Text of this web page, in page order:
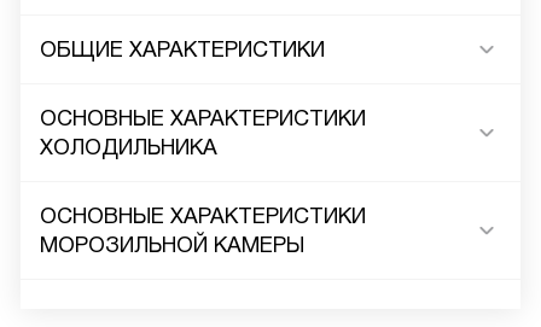
ОБЩИЕ ХАРАКТЕРИСТИКИ
ОСНОВНЫЕ ХАРАКТЕРИСТИКИ
ХОЛОДИЛЬНИКА
ОСНОВНЫЕ ХАРАКТЕРИСТИКИ
МОРОЗИЛЬНОЙ КАМЕРЫ